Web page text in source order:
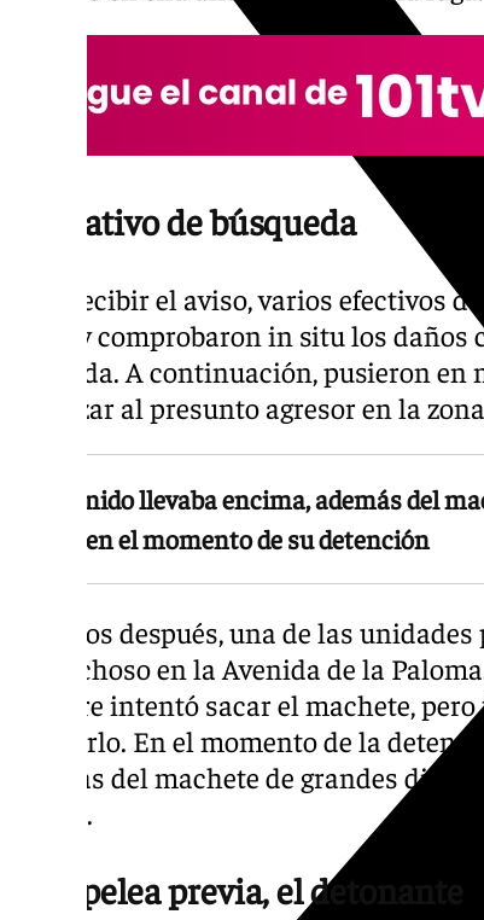
Operativo de búsqueda
Tras recibir el aviso, varios efectivos
lugar y comprobaron in situ los daños
vivienda. A continuación, pusieron
localizar al presunto agresor en la
El detenido llevaba encima, además del
tijeras en el momento de su detención
Minutos después, una de las
sospechoso en la Avenida de la
hombre intentó sacar el machete,
utilizarlo. En el momento de la
además del machete de grandes
tijeras.
Una pelea previa, el detonante